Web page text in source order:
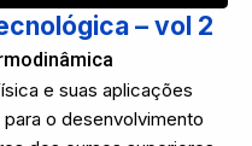
– vol 2
e suas aplicações
o desenvolvimento